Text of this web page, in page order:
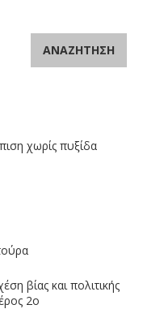
ΑΝΑΖΉΤΗΣΗ
χωρίς πυξίδα
βίας και πολιτικής
2ο